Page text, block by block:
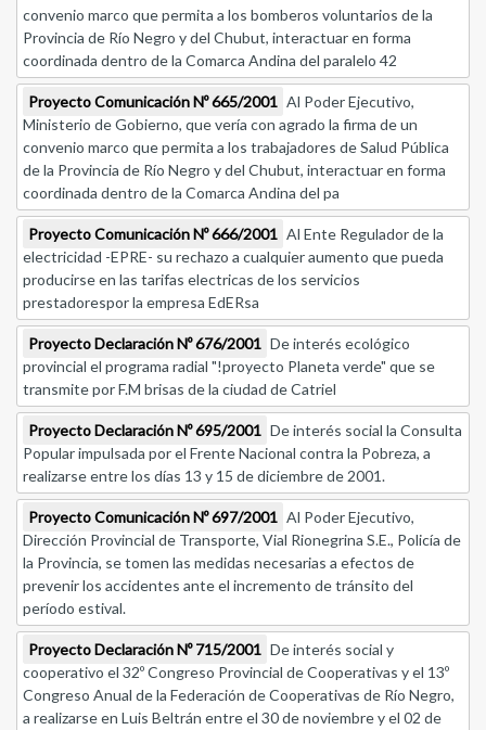
convenio marco que permita a los bomberos voluntarios de la
Provincia de Río Negro y del Chubut, interactuar en forma
coordinada dentro de la Comarca Andina del paralelo 42
Proyecto Comunicación Nº 665/2001 Al Poder Ejecutivo,
Ministerio de Gobierno, que vería con agrado la firma de un
convenio marco que permita a los trabajadores de Salud Pública
de la Provincia de Río Negro y del Chubut, interactuar en forma
coordinada dentro de la Comarca Andina del pa
Proyecto Comunicación Nº 666/2001 Al Ente Regulador de la
electricidad -EPRE- su rechazo a cualquier aumento que pueda
producirse en las tarifas electricas de los servicios
prestadorespor la empresa EdERsa
Proyecto Declaración Nº 676/2001 De interés ecológico
provincial el programa radial "!proyecto Planeta verde" que se
transmite por F.M brisas de la ciudad de Catriel
Proyecto Declaración Nº 695/2001 De interés social la Consulta
Popular impulsada por el Frente Nacional contra la Pobreza, a
realizarse entre los días 13 y 15 de diciembre de 2001.
Proyecto Comunicación Nº 697/2001 Al Poder Ejecutivo,
Dirección Provincial de Transporte, Vial Rionegrina S.E., Policía de
la Provincia, se tomen las medidas necesarias a efectos de
prevenir los accidentes ante el incremento de tránsito del
período estival.
Proyecto Declaración Nº 715/2001 De interés social y
cooperativo el 32º Congreso Provincial de Cooperativas y el 13º
Congreso Anual de la Federación de Cooperativas de Río Negro,
a realizarse en Luis Beltrán entre el 30 de noviembre y el 02 de